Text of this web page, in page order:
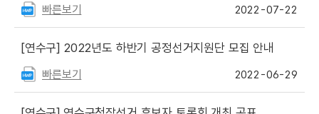
빠른보기 2022-07-22
[연수구] 2022년도 하반기 공정선거지원단 모집 안내
빠른보기 2022-06-29